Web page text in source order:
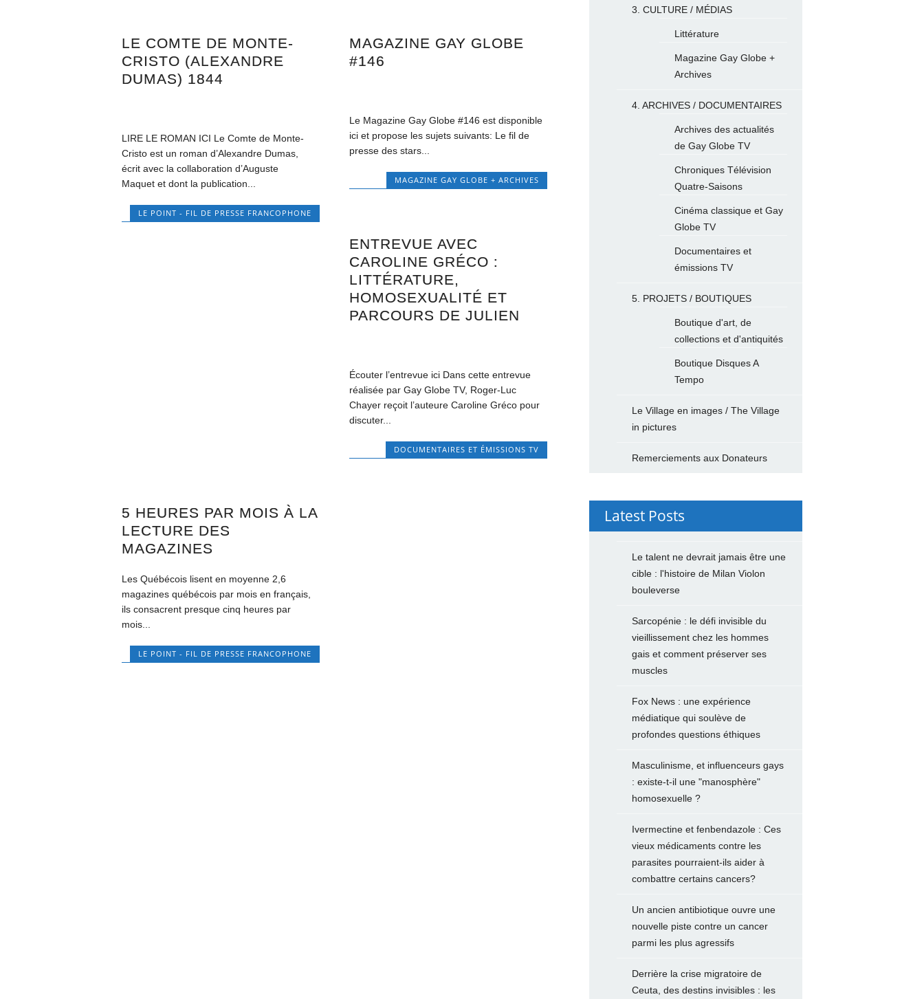
LE COMTE DE MONTE-
CRISTO (ALEXANDRE
DUMAS) 1844
LIRE LE ROMAN ICI Le Comte de Monte-
Cristo est un roman d’Alexandre Dumas,
écrit avec la collaboration d’Auguste
Maquet et dont la publication...
LE POINT - FIL DE PRESSE FRANCOPHONE
MAGAZINE GAY GLOBE
#146
Le Magazine Gay Globe #146 est disponible
ici et propose les sujets suivants: Le fil de
presse des stars...
MAGAZINE GAY GLOBE + ARCHIVES
ENTREVUE AVEC
CAROLINE GRÉCO :
LITTÉRATURE,
HOMOSEXUALITÉ ET
PARCOURS DE JULIEN
Écouter l’entrevue ici Dans cette entrevue
réalisée par Gay Globe TV, Roger-Luc
Chayer reçoit l’auteure Caroline Gréco pour
discuter...
DOCUMENTAIRES ET ÉMISSIONS TV
5 HEURES PAR MOIS À LA
LECTURE DES
MAGAZINES
Les Québécois lisent en moyenne 2,6
magazines québécois par mois en français,
ils consacrent presque cinq heures par
mois...
LE POINT - FIL DE PRESSE FRANCOPHONE
3. CULTURE / MÉDIAS
Littérature
Magazine Gay Globe +
Archives
4. ARCHIVES / DOCUMENTAIRES
Archives des actualités
de Gay Globe TV
Chroniques Télévision
Quatre-Saisons
Cinéma classique et Gay
Globe TV
Documentaires et
émissions TV
5. PROJETS / BOUTIQUES
Boutique d'art, de
collections et d'antiquités
Boutique Disques A
Tempo
Le Village en images / The Village
in pictures
Remerciements aux Donateurs
Latest Posts
Le talent ne devrait jamais être une
cible : l'histoire de Milan Violon
bouleverse
Sarcopénie : le défi invisible du
vieillissement chez les hommes
gais et comment préserver ses
muscles
Fox News : une expérience
médiatique qui soulève de
profondes questions éthiques
Masculinisme, et influenceurs gays
: existe-t-il une "manosphère"
homosexuelle ?
Ivermectine et fenbendazole : Ces
vieux médicaments contre les
parasites pourraient-ils aider à
combattre certains cancers?
Un ancien antibiotique ouvre une
nouvelle piste contre un cancer
parmi les plus agressifs
Derrière la crise migratoire de
Ceuta, des destins invisibles : les